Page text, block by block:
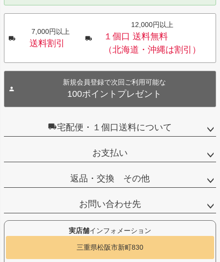
7,000円以上
送料割引
12,000円以上
１個口 送料無料
（北海道・沖縄は割引）
新規会員登録で次回ご利用可能な
100ポイントプレゼント
宅配便・１個口送料について
お支払い
返品・交換 その他
お問い合わせ先
実店舗インフォメーション
三重県松阪市新町830